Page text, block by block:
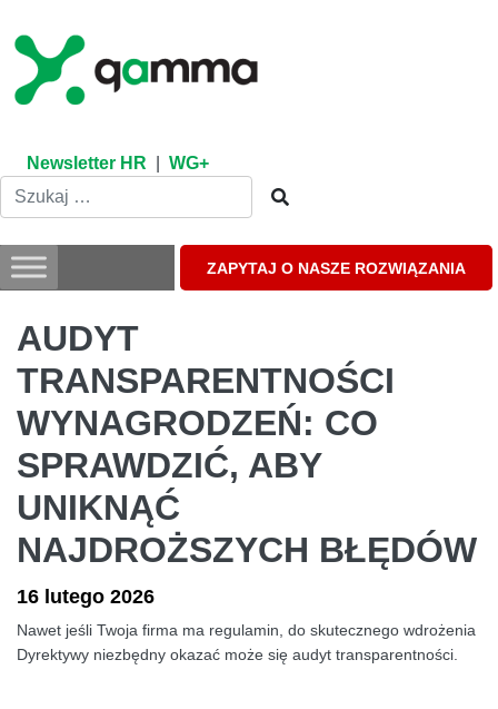
content
Newsletter HR WG+
ZAPYTAJ O NASZE ROZWIĄZANIA
AUDYT
TRANSPARENTNOŚCI
WYNAGRODZEŃ: CO
SPRAWDZIĆ, ABY
UNIKNĄĆ
NAJDROŻSZYCH BŁĘDÓW
16 lutego 2026
Nawet jeśli Twoja firma ma regulamin, do skutecznego wdrożenia
Dyrektywy niezbędny okazać może się audyt transparentności.